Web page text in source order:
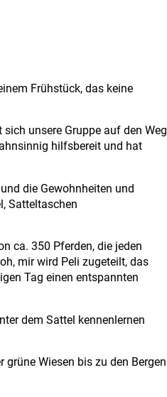
Frühstück, das keine
unsere Gruppe auf den Weg
hilfsbereit und hat
die Gewohnheiten und
Satteltaschen
ca. 350 Pferden, die jeden
mir wird Peli zugeteilt, das
Tag einen entspannten
dem Sattel kennenlernen
Wiesen bis zu den Bergen